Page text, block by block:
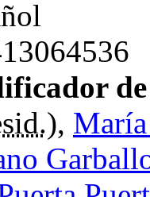
de
),